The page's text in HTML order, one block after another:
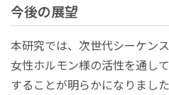
今後の展望
本研究では、次世代シーケン
女性ホルモン様の活性を通し
することが明らかになりまし